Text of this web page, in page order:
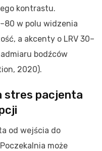
kontrastu.
w polu widzenia
a akcenty o LRV 30–
bodźców
2020).
stres pacjenta
od wejścia do
może